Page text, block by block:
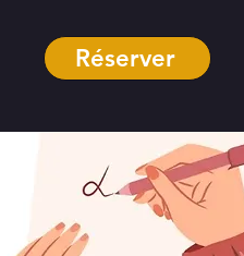
Réserver